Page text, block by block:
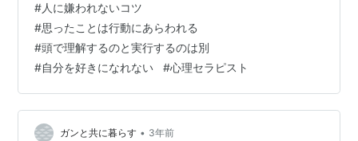
後になってわかったのです。 それは さあ、これから人に
会う という時に 「たぶんうまくやれるだろう」 と なん
となく自分が好かれている イメージを持つということ。
後から考えると なんの根拠もないのに 自分が勝手にそう
思っていたようです。 でも、これは 「予言の自己成就」
と…
#人に嫌われないコツ
#思ったことは行動にあらわれる
#頭で理解するのと実行するのは別
#自分を好きになれない #心理セラピスト
ガンと共に暮らす • 3年前